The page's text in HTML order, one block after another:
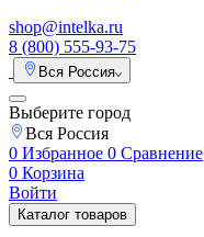
shop@intelka.ru
8 (800) 555-93-75
Вся Россия
Выберите город
Вся Россия
0 Избранное 0 Сравнение
0 Корзина
Войти
Каталог товаров